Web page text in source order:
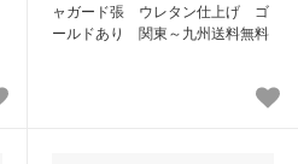
ャガード張 ウレタン仕上げ ゴ
ールドあり 関東～九州送料無料